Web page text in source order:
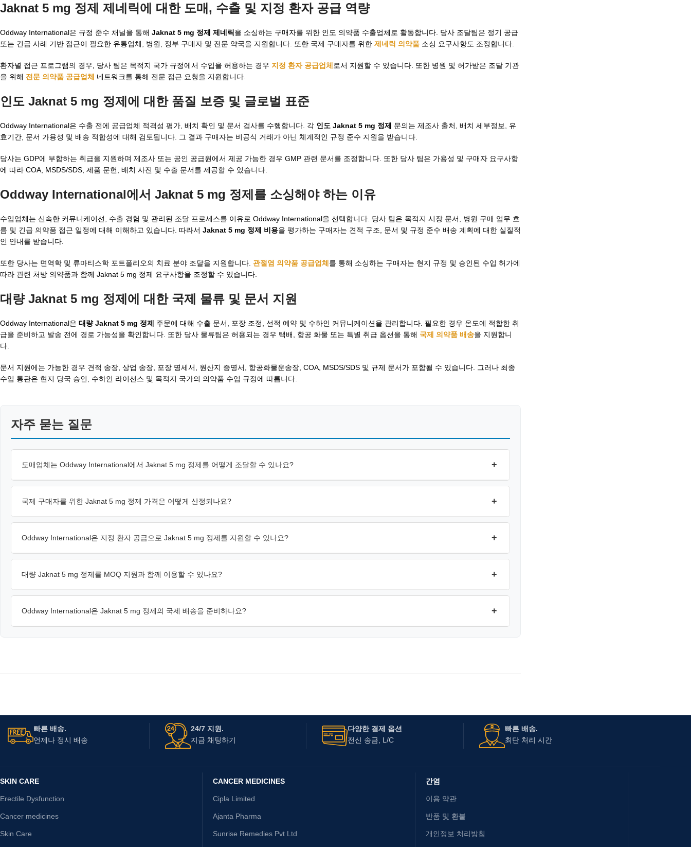
Jaknat 5 mg 정제 제네릭에 대한 도매, 수출 및 지정 환자 공급 역량
Oddway International은 규정 준수 채널을 통해 Jaknat 5 mg 정제 제네릭을 소싱하는 구매자를 위한 인도 의약품 수출업체로 활동합니다. 당사 조달팀은 정기 공급
또는 긴급 사례 기반 접근이 필요한 유통업체, 병원, 정부 구매자 및 전문 약국을 지원합니다. 또한 국제 구매자를 위한 제네릭 의약품 소싱 요구사항도 조정합니다.
환자별 접근 프로그램의 경우, 당사 팀은 목적지 국가 규정에서 수입을 허용하는 경우 지정 환자 공급업체로서 지원할 수 있습니다. 또한 병원 및 허가받은 조달 기관
을 위해 전문 의약품 공급업체 네트워크를 통해 전문 접근 요청을 지원합니다.
인도 Jaknat 5 mg 정제에 대한 품질 보증 및 글로벌 표준
Oddway International은 수출 전에 공급업체 적격성 평가, 배치 확인 및 문서 검사를 수행합니다. 각 인도 Jaknat 5 mg 정제 문의는 제조사 출처, 배치 세부정보, 유
효기간, 문서 가용성 및 배송 적합성에 대해 검토됩니다. 그 결과 구매자는 비공식 거래가 아닌 체계적인 규정 준수 지원을 받습니다.
당사는 GDP에 부합하는 취급을 지원하며 제조사 또는 공인 공급원에서 제공 가능한 경우 GMP 관련 문서를 조정합니다. 또한 당사 팀은 가용성 및 구매자 요구사항
에 따라 COA, MSDS/SDS, 제품 문헌, 배치 사진 및 수출 문서를 제공할 수 있습니다.
Oddway International에서 Jaknat 5 mg 정제를 소싱해야 하는 이유
수입업체는 신속한 커뮤니케이션, 수출 경험 및 관리된 조달 프로세스를 이유로 Oddway International을 선택합니다. 당사 팀은 목적지 시장 문서, 병원 구매 업무 흐
름 및 긴급 의약품 접근 일정에 대해 이해하고 있습니다. 따라서 Jaknat 5 mg 정제 비용을 평가하는 구매자는 견적 구조, 문서 및 규정 준수 배송 계획에 대한 실질적
인 안내를 받습니다.
또한 당사는 면역학 및 류마티스학 포트폴리오의 치료 분야 조달을 지원합니다. 관절염 의약품 공급업체를 통해 소싱하는 구매자는 현지 규정 및 승인된 수입 허가에
따라 관련 처방 의약품과 함께 Jaknat 5 mg 정제 요구사항을 조정할 수 있습니다.
대량 Jaknat 5 mg 정제에 대한 국제 물류 및 문서 지원
Oddway International은 대량 Jaknat 5 mg 정제 주문에 대해 수출 문서, 포장 조정, 선적 예약 및 수하인 커뮤니케이션을 관리합니다. 필요한 경우 온도에 적합한 취
급을 준비하고 발송 전에 경로 가능성을 확인합니다. 또한 당사 물류팀은 허용되는 경우 택배, 항공 화물 또는 특별 취급 옵션을 통해 국제 의약품 배송을 지원합니
다.
문서 지원에는 가능한 경우 견적 송장, 상업 송장, 포장 명세서, 원산지 증명서, 항공화물운송장, COA, MSDS/SDS 및 규제 문서가 포함될 수 있습니다. 그러나 최종
수입 통관은 현지 당국 승인, 수하인 라이선스 및 목적지 국가의 의약품 수입 규정에 따릅니다.
자주 묻는 질문
도매업체는 Oddway International에서 Jaknat 5 mg 정제를 어떻게 조달할 수 있나요? +
국제 구매자를 위한 Jaknat 5 mg 정제 가격은 어떻게 산정되나요? +
Oddway International은 지정 환자 공급으로 Jaknat 5 mg 정제를 지원할 수 있나요? +
대량 Jaknat 5 mg 정제를 MOQ 지원과 함께 이용할 수 있나요? +
Oddway International은 Jaknat 5 mg 정제의 국제 배송을 준비하나요? +
빠른 배송.
언제나 정시 배송
24/7 지원.
지금 채팅하기
다양한 결제 옵션
전신 송금, L/C
빠른 배송.
최단 처리 시간
SKIN CARE
Erectile Dysfunction
Cancer medicines
Skin Care
CANCER MEDICINES
Cipla Limited
Ajanta Pharma
Sunrise Remedies Pvt Ltd
간염
이용 약관
반품 및 환불
개인정보 처리방침